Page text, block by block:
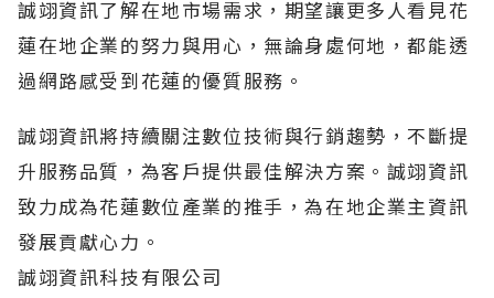
誠翊資訊了解在地市場需求，期望讓更多人看見花
蓮在地企業的努力與用心，無論身處何地，都能透
過網路感受到花蓮的優質服務。
誠翊資訊將持續關注數位技術與行銷趨勢，不斷提
升服務品質，為客戶提供最佳解決方案。誠翊資訊
致力成為花蓮數位產業的推手，為在地企業主資訊
發展貢獻心力。
誠翊資訊科技有限公司